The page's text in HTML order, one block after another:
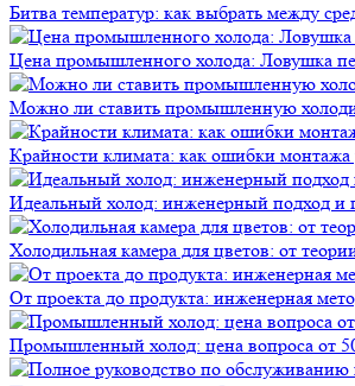
Битва температур: как выбрать между
Цена промышленного холода: Ловушка
Можно ли ставить промышленную
Крайности климата: как ошибки
Идеальный холод: инженерный подход и
Холодильная камера для цветов: от
От проекта до продукта: инженерная
Промышленный холод: цена вопроса от